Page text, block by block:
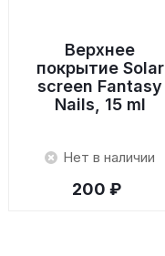
Верхнее
покрытие Solar
screen Fantasy
Nails, 15 ml
Нет в наличии
200 ₽